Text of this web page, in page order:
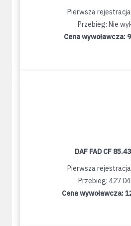
Pierwsza
Przebieg: Nie
Cena wywoławcza:
DAF FAD CF
Pierwsza
Przebieg: 427
Cena wywoławcza: